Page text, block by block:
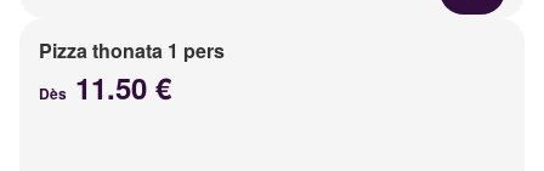
Pizza thonata 1 pers
Dès 11.50 €